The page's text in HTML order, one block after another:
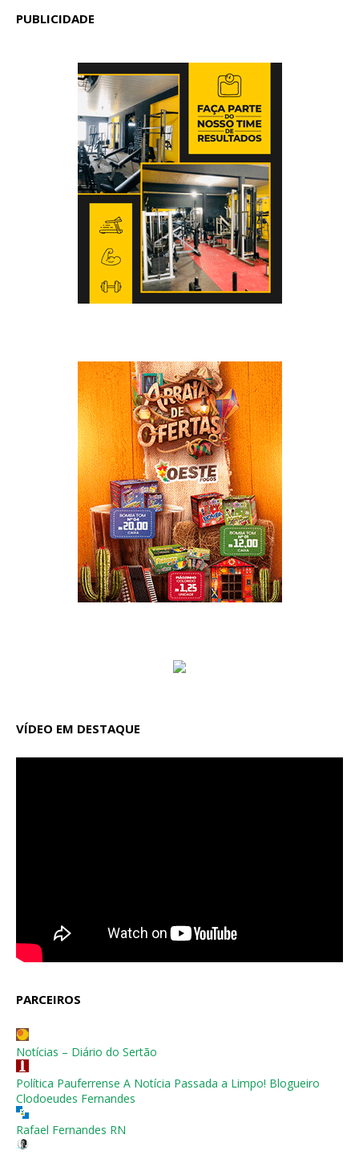
PUBLICIDADE
VÍDEO EM DESTAQUE
PARCEIROS
Notícias – Diário do Sertão
Política Pauferrense A Notícia Passada a Limpo! Blogueiro
Clodoeudes Fernandes
Rafael Fernandes RN